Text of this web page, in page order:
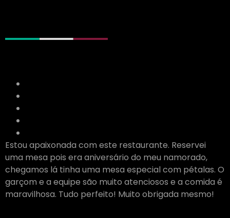
Estou apaixonada com este restaurante. Reservei
uma mesa pois era aniversário do meu namorado,
chegamos lá tinha uma mesa especial com pétalas. O
garçom e a equipe são muito atenciosos e a comida é
maravilhosa. Tudo perfeito! Muito obrigada mesmo!